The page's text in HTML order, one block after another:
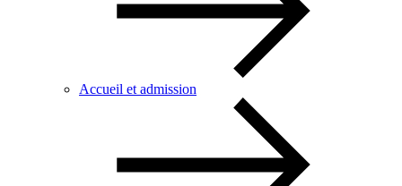
Accueil et admission